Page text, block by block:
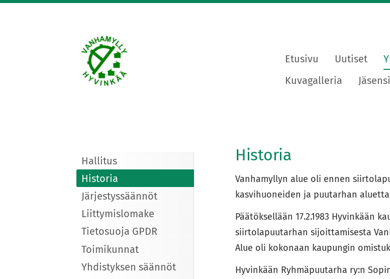
Vanhanmyllyn siirtolapuutarhayhdistys ry
Etusivu Uutiset
Kuvagalleria
Hallitus
Historia
Järjestyssäännöt
Liittymislomake
Tietosuoja GPDR
Toimikunnat
Yhdistyksen säännöt
Historia
Vanhamyllyn alue oli ennen
kasvihuoneiden ja puutarhan
Päätöksellään 17.2.1983 Hyvinkään
siirtolapuutarhan sijoittamisesta
Alue oli kokonaan kaupungin
Hyvinkään Ryhmäpuutarha ry:n